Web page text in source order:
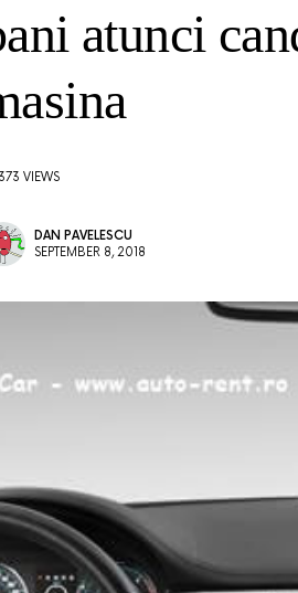
atunci
373 VIEWS
DAN PAVELESCU
SEPTEMBER 8, 2018